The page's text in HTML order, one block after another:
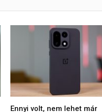
Ennyi volt, nem lehet már